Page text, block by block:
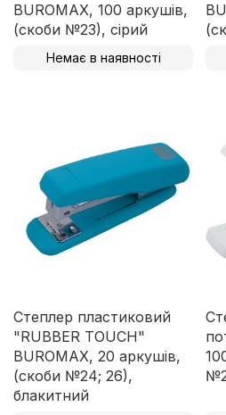
BUROMAX, 100 аркушів,
(скоби №23), сірий
Немає в наявності
Степлер пластиковий
"RUBBER TOUCH"
BUROMAX, 20 аркушів,
(скоби №24; 26),
блакитний